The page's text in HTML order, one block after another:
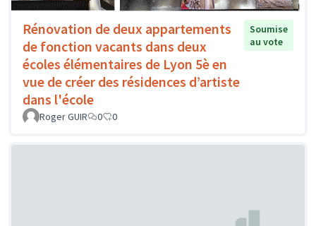
Rénovation de deux appartements
de fonction vacants dans deux
écoles élémentaires de Lyon 5è en
vue de créer des résidences d’artiste
dans l'école
Soumise
au vote
Roger GUIR 0 0